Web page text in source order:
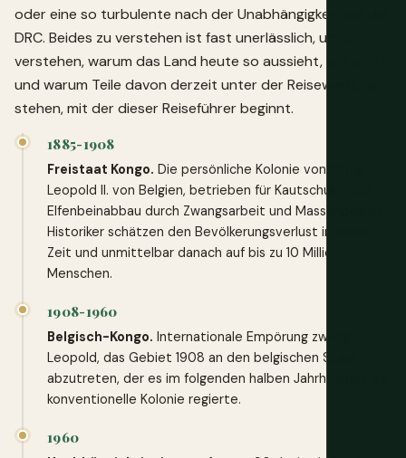
oder eine so turbulente nach der Unabhängigkeit wie die
DRC. Beides zu verstehen ist fast unerlässlich, um zu
verstehen, warum das Land heute so aussieht, wie es ist,
und warum Teile davon derzeit unter der Reisewarnung
stehen, mit der dieser Reiseführer beginnt.
1885-1908
Freistaat Kongo. Die persönliche Kolonie von König
Leopold II. von Belgien, betrieben für Kautschuk- und
Elfenbeinabbau durch Zwangsarbeit und Massengewalt;
Historiker schätzen den Bevölkerungsverlust in dieser
Zeit und unmittelbar danach auf bis zu 10 Millionen
Menschen.
1908-1960
Belgisch-Kongo. Internationale Empörung zwang
Leopold, das Gebiet 1908 an den belgischen Staat
abzutreten, der es im folgenden halben Jahrhundert als
konventionelle Kolonie regierte.
1960